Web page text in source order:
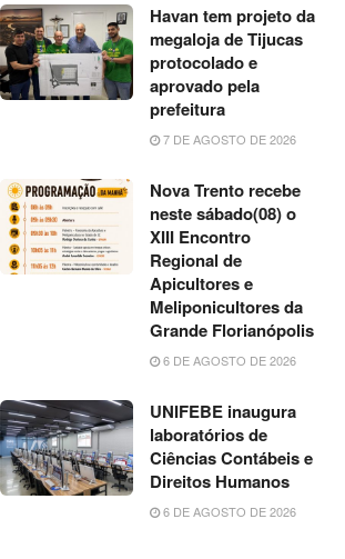
Havan tem projeto da
megaloja de Tijucas
protocolado e
aprovado pela
prefeitura
7 DE AGOSTO DE 2026
Nova Trento recebe
neste sábado(08) o
XIII Encontro
Regional de
Apicultores e
Meliponicultores da
Grande Florianópolis
6 DE AGOSTO DE 2026
UNIFEBE inaugura
laboratórios de
Ciências Contábeis e
Direitos Humanos
6 DE AGOSTO DE 2026